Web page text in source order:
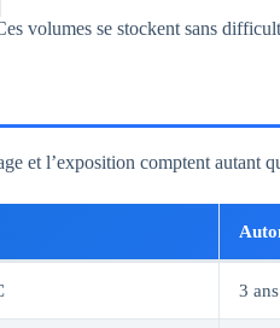
volumes se stockent sans
et l’exposition comptent autant
3 ans